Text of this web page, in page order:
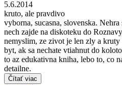
5.6.2014
kruto, ale pravdivo
vyborna, sucasna, slovenska.
nech zajde na diskoteku do
nemyslim, ze zivot je len zly a kruty
byt, ak sa nechate vtiahnut do
to az edukativna kniha, lebo to, co
detailne.
Čítať viac